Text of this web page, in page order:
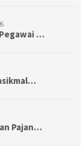
…
Pajan…